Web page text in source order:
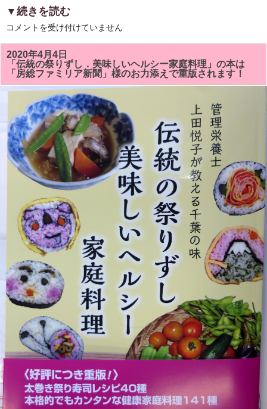
▼続きを読む
房
太
巻
き
寿
司
教
室
月
12
日
（日）
17
日
（金）
コメントを受け付けていません
2020年4月4日
「伝統の祭りずし．美味しいヘルシー家庭料理」の本は
「房総ファミリア新聞」様のお力添えで重版されます！